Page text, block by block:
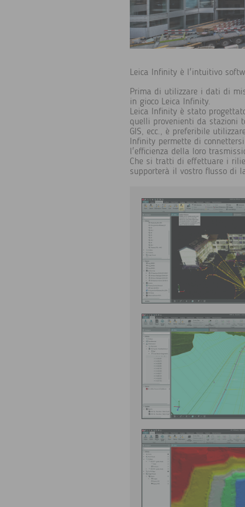
Leica Infinity è l'intuitivo
Prima di utilizzare i dati di
in gioco Leica Infinity.
Leica Infinity è stato
quelli provenienti da stazioni
GIS, ecc., è preferibile
Infinity permette di
l'efficienza della loro
Che si tratti di effettuare i
supporterà il vostro flusso di